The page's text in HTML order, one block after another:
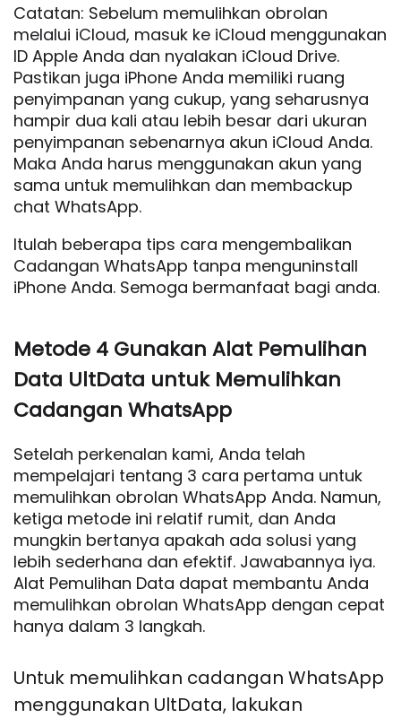
Catatan: Sebelum memulihkan obrolan
melalui iCloud, masuk ke iCloud menggunakan
ID Apple Anda dan nyalakan iCloud Drive.
Pastikan juga iPhone Anda memiliki ruang
penyimpanan yang cukup, yang seharusnya
hampir dua kali atau lebih besar dari ukuran
penyimpanan sebenarnya akun iCloud Anda.
Maka Anda harus menggunakan akun yang
sama untuk memulihkan dan membackup
chat WhatsApp.
Itulah beberapa tips cara mengembalikan
Cadangan WhatsApp tanpa menguninstall
iPhone Anda. Semoga bermanfaat bagi anda.
Metode 4 Gunakan Alat Pemulihan
Data UltData untuk Memulihkan
Cadangan WhatsApp
Setelah perkenalan kami, Anda telah
mempelajari tentang 3 cara pertama untuk
memulihkan obrolan WhatsApp Anda. Namun,
ketiga metode ini relatif rumit, dan Anda
mungkin bertanya apakah ada solusi yang
lebih sederhana dan efektif. Jawabannya iya.
Alat Pemulihan Data dapat membantu Anda
memulihkan obrolan WhatsApp dengan cepat
hanya dalam 3 langkah.
Untuk memulihkan cadangan WhatsApp
menggunakan UltData, lakukan